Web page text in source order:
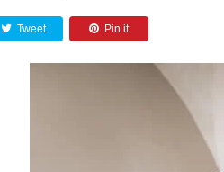
Tweet Pin it